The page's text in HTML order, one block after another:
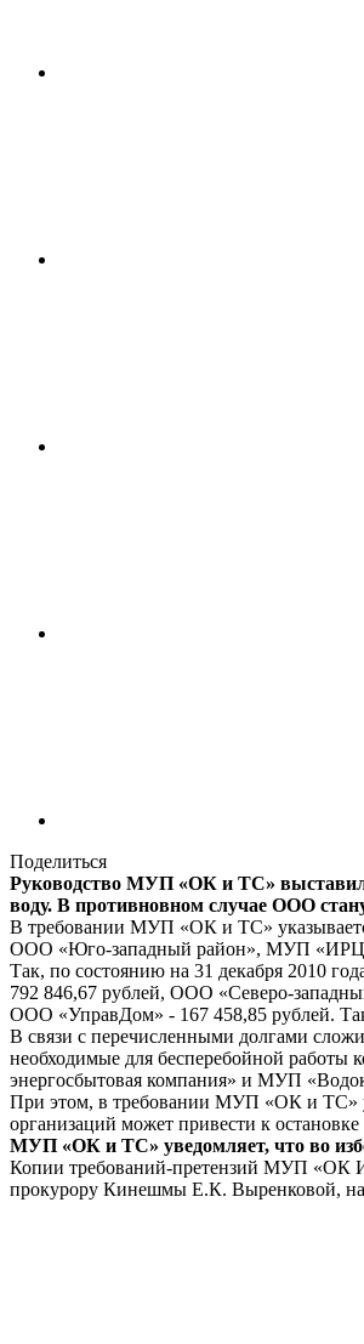
Поделиться
Руководство МУП «ОК и ТС»
воду. В противновном случае ООО
В требовании МУП «ОК и ТС»
ООО «Юго-западный район», МУП «ИРЦ»
Так, по состоянию на 31 декабря 2010
792 846,67 рублей, ООО «Северо-
ООО «УправДом» - 167 458,85 рублей.
В связи с перечисленными долгами
необходимые для бесперебойной
энергосбытовая компания» и МУП
При этом, в требовании МУП «ОК и ТС»
организаций может привести к
МУП «ОК и ТС» уведомляет, что во
Копии требований-претензий МУП «ОК
прокурору Кинешмы Е.К. Выренковой,